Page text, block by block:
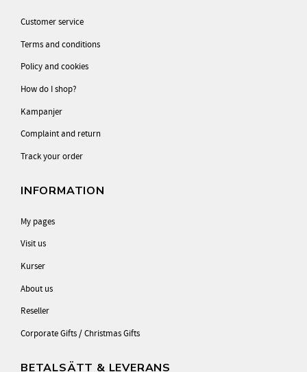
Customer service
Terms and conditions
Policy and cookies
How do I shop?
Kampanjer
Complaint and return
Track your order
INFORMATION
My pages
Visit us
Kurser
About us
Reseller
Corporate Gifts / Christmas Gifts
BETALSÄTT & LEVERANS